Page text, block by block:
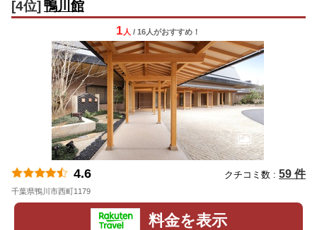
[4位] 鴨川館
1 人 / 16人がおすすめ！
4.6 クチコミ数 : 59 件
千葉県鴨川市西町1179
料金を表示